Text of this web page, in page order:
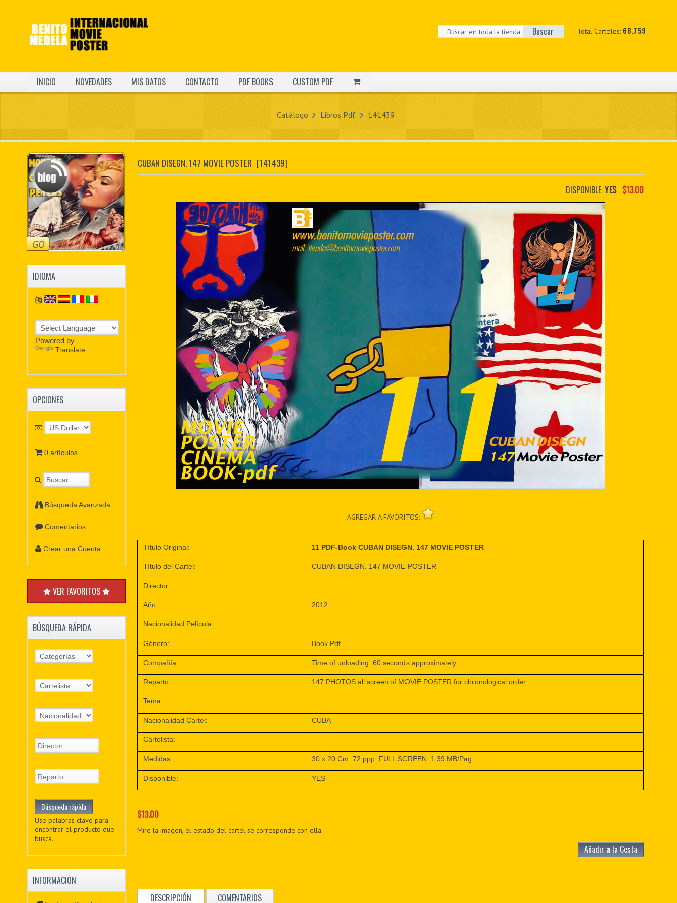
Total Carteles: 68,759
Buscar
INICIO NOVEDADES MIS DATOS CONTACTO PDF BOOKS CUSTOM PDF
Catálogo Libros Pdf 141439
CUBAN DISEGN. 147 MOVIE POSTER [141439]
DISPONIBLE:YES $13.00
AGREGAR A FAVORITOS:
Título Original: 11 PDF-Book CUBAN DISEGN. 147 MOVIE POSTER
Título del Cartel: CUBAN DISEGN. 147 MOVIE POSTER
Director:
Año: 2012
Nacionalidad Película:
Género: Book Pdf
Compañía: Time of unloading: 60 seconds approximately
Reparto: 147 PHOTOS all screen of MOVIE POSTER for chronological order.
Tema:
Nacionalidad Cartel: CUBA
Cartelista:
Medidas: 30 x 20 Cm. 72 ppp. FULL SCREEN. 1,39 MB/Pag.
Disponible: YES
$13.00
Mire la imagen, el estado del cartel se corresponde con ella.
Añadir a la Cesta
DESCRIPCIÓN COMENTARIOS
IDIOMA
Powered by
Translate
OPCIONES
0 artículos
Búsqueda Avanzada
Comentarios
Crear una Cuenta
VER FAVORITOS
BÚSQUEDA RÁPIDA
Use palabras clave para
encontrar el producto que
busca.
INFORMACIÓN